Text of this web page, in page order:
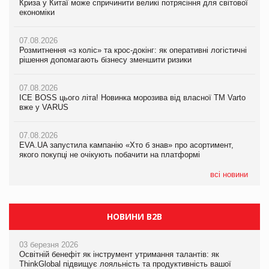
Криза у Китаї може спричинити великі потрясіння для світової
економіки
07.08.2026
Розмитнення «з коліс» та крос-докінг: як оперативні логістичні
рішення допомагають бізнесу зменшити ризики
07.08.2026
ICE BOSS цього літа! Новинка морозива від власної ТМ Varto
вже у VARUS
07.08.2026
EVA.UA запустила кампанію «Хто б знав» про асортимент,
якого покупці не очікують побачити на платформі
всі новини
Криза у Китаї може спричинити великі потрясіння для світової
економіки
07.08.2026
Розмитнення «з коліс» та крос-докінг: як оперативні логістичні
рішення допомагають бізнесу зменшити ризики
07.08.2026
ICE BOSS цього літа! Новинка морозива від власної ТМ Varto
вже у VARUS
07.08.2026
EVA.UA запустила кампанію «Хто б знав» про асортимент,
якого покупці не очікують побачити на платформі
Криза у Китаї може спричинити великі потрясіння для світової
економіки
07.08.2026
Kraft Heinz скоротила збиток у першому півріччі
Продажі Hugo Boss впали на 9%
НОВИНИ B2B
03 березня 2026
Освітній бенефіт як інструмент утримання талантів: як
ThinkGlobal підвищує лояльність та продуктивність вашої